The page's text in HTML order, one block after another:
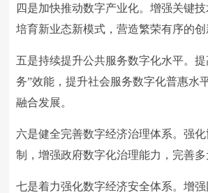
四是加快推动数字产业化。增强关键
培育新业态新模式，营造繁荣有序的创
五是持续提升公共服务数字化水平。
务”效能，提升社会服务数字化普惠水
融合发展。
六是健全完善数字经济治理体系。强
制，增强政府数字化治理能力，完善多
七是着力强化数字经济安全体系。增